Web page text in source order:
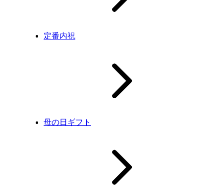
定番内祝
母の日ギフト